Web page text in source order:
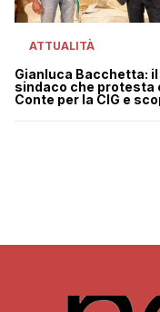
ATTUALITÀ
Gianluca Bacchetta: il
sindaco che protesta
Conte per la CIG e